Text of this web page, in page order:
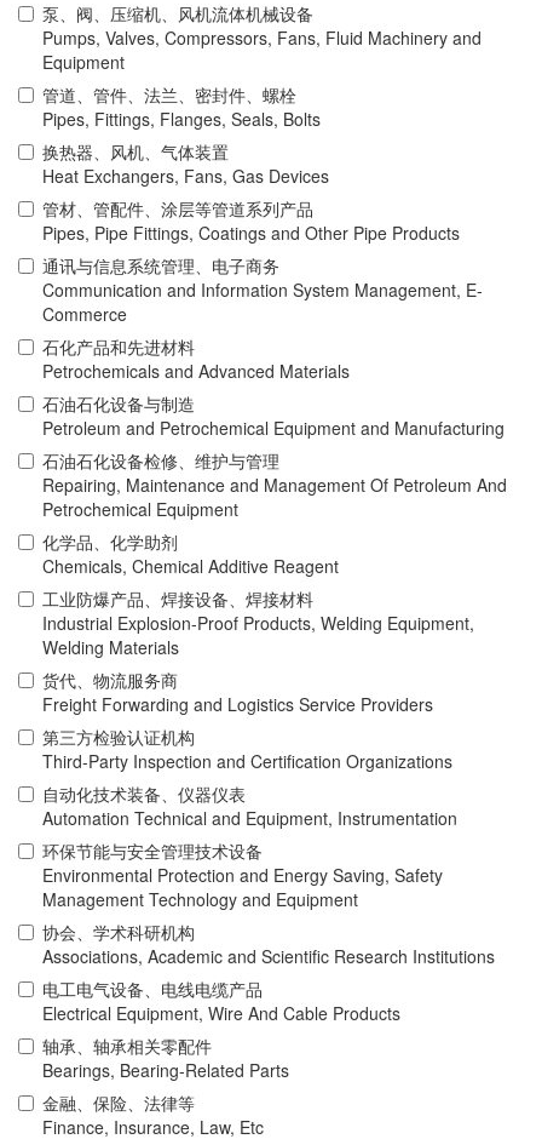
泵、阀、压缩机、风机流体机械设备
Pumps, Valves, Compressors, Fans, Fluid Machinery and
Equipment
管道、管件、法兰、密封件、螺栓
Pipes, Fittings, Flanges, Seals, Bolts
换热器、风机、气体装置
Heat Exchangers, Fans, Gas Devices
管材、管配件、涂层等管道系列产品
Pipes, Pipe Fittings, Coatings and Other Pipe Products
通讯与信息系统管理、电子商务
Communication and Information System Management, E-
Commerce
石化产品和先进材料
Petrochemicals and Advanced Materials
石油石化设备与制造
Petroleum and Petrochemical Equipment and Manufacturing
石油石化设备检修、维护与管理
Repairing, Maintenance and Management Of Petroleum And
Petrochemical Equipment
化学品、化学助剂
Chemicals, Chemical Additive Reagent
工业防爆产品、焊接设备、焊接材料
Industrial Explosion-Proof Products, Welding Equipment,
Welding Materials
货代、物流服务商
Freight Forwarding and Logistics Service Providers
第三方检验认证机构
Third-Party Inspection and Certification Organizations
自动化技术装备、仪器仪表
Automation Technical and Equipment, Instrumentation
环保节能与安全管理技术设备
Environmental Protection and Energy Saving, Safety
Management Technology and Equipment
协会、学术科研机构
Associations, Academic and Scientific Research Institutions
电工电气设备、电线电缆产品
Electrical Equipment, Wire And Cable Products
轴承、轴承相关零配件
Bearings, Bearing-Related Parts
金融、保险、法律等
Finance, Insurance, Law, Etc